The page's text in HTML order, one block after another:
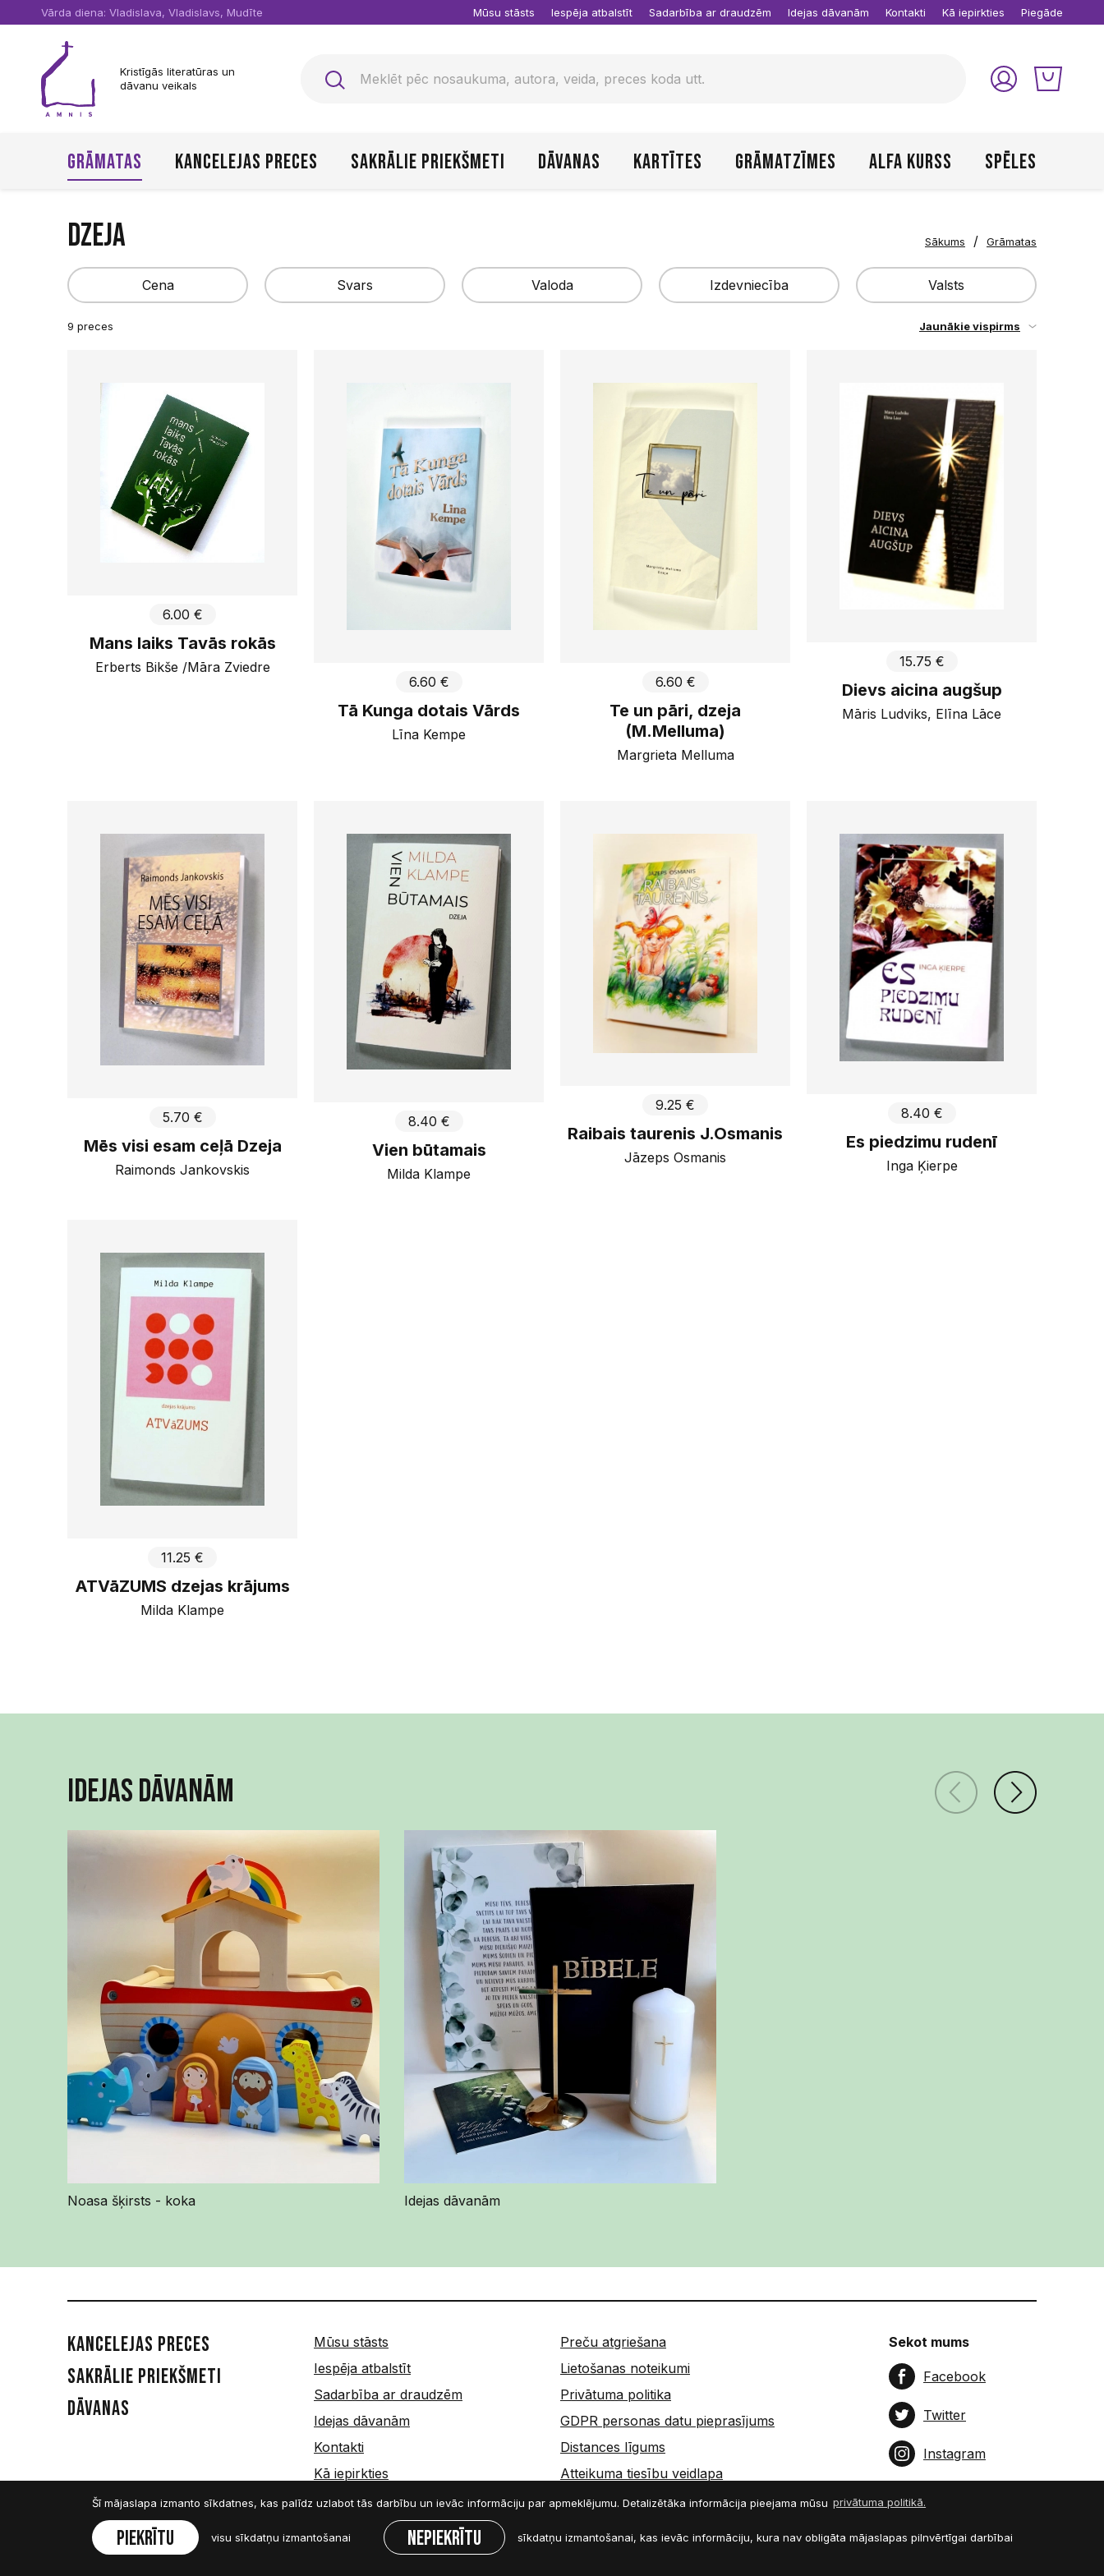
Šī mājaslapa izmanto sīkdatnes, kas palīdz uzlabot tās darbību un ievāc informāciju par apmeklējumu. Detalizētāka informācija pieejama mūsu privātuma politikā.
Nepiekrītu sīkdatņu izmantošanai, kas ievāc informāciju, kura nav obligāta mājaslapas pilnvērtīgai darbībai
Piekrītu visu sīkdatņu izmantošanai
Kristīgās literatūras un
dāvanu veikals
Grāmatas Kancelejas preces Sakrālie priekšmeti Dāvanas Kartītes Grāmatzīmes Alfa kurss Spēles
Vārda diena: Vladislava, Vladislavs, Mudīte Mūsu stāsts Iespēja atbalstīt Sadarbība ar draudzēm Idejas dāvanām Kontakti Kā iepirkties Piegāde
Dzeja Sākums / Grāmatas
Cena Svars Valoda Izdevniecība
Ingrīda Briede
Jaspids
Libri Style
Viņa Vārds Manī
Piemērot
Valsts
9 preces Jaunākie vispirms
6.00 €
Mans laiks Tavās rokās
Erberts Bikše /Māra Zviedre
6.60 €
Tā Kunga dotais Vārds
Līna Kempe
6.60 €
Te un pāri, dzeja
(M.Melluma)
Margrieta Melluma
15.75 €
Dievs aicina augšup
Māris Ludviks, Elīna Lāce
5.70 €
Mēs visi esam ceļā Dzeja
Raimonds Jankovskis
8.40 €
Vien būtamais
Milda Klampe
9.25 €
Raibais taurenis J.Osmanis
Jāzeps Osmanis
8.40 €
Es piedzimu rudenī
Inga Ķierpe
11.25 €
ATVāZUMS dzejas krājums
Milda Klampe
Idejas dāvanām
Noasa šķirsts - koka Idejas dāvanām
Kancelejas preces
Sakrālie priekšmeti
Dāvanas
Mūsu stāsts
Iespēja atbalstīt
Sadarbība ar draudzēm
Idejas dāvanām
Kontakti
Kā iepirkties
Piegāde
Preču atgriešana
Lietošanas noteikumi
Privātuma politika
GDPR personas datu pieprasījums
Distances līgums
Atteikuma tiesību veidlapa
Lapas karte
Sekot mums
Facebook
Twitter
Instagram
Visas tiesības rezervētas © SIA Amnis 2026. Jebkuras amnis.lv informācijas pārpublicēšana bez rakstiskas atļaujas aizliegta. Mājaslapa noGraftik